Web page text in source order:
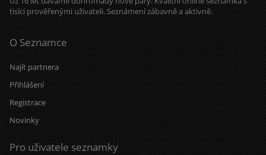
tisíci prověřenými uživateli. Seznámení zábavně a aktivně.
O Seznamce
Najít partnera
Přihlášení
Registrace
Novinky
Pro uživatele seznamky